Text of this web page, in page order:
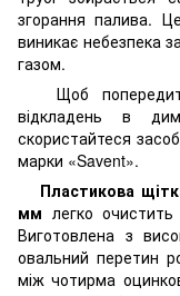
згорання палива.
виникає небезпека
газом.
Щоб
відкладень в
скористайтеся
марки «Savent».
Пластикова
мм легко
Виготовлена ​​з
овальний перетин
між чотирма